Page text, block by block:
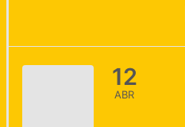
12
ABR